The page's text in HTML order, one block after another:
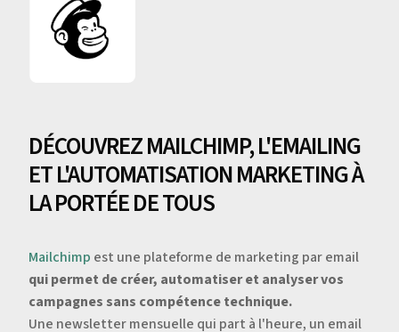
DÉCOUVREZ MAILCHIMP, L'EMAILING
ET L'AUTOMATISATION MARKETING À
LA PORTÉE DE TOUS
Mailchimp est une plateforme de marketing par email
qui permet de créer, automatiser et analyser vos
campagnes sans compétence technique.
Une newsletter mensuelle qui part à l'heure, un email